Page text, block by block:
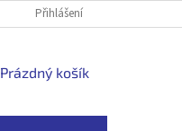
Přihlášení
NÁKUPNÍ
Prázdný košík